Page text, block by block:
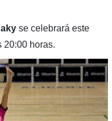
se celebrará este
20:00 horas.